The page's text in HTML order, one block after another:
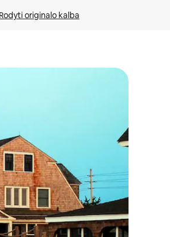
Rodyti originalo kalba